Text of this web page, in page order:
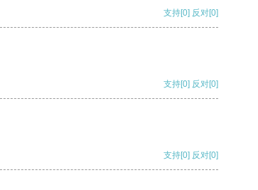
支持[0] 反对[0]
支持[0] 反对[0]
支持[0] 反对[0]